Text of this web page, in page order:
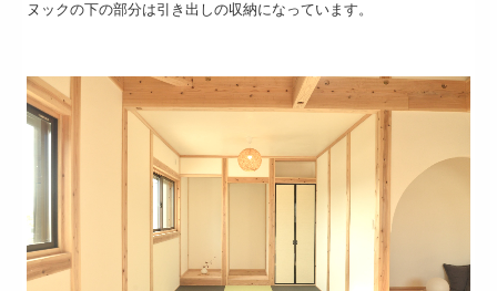
ヌックの下の部分は引き出しの収納になっています。